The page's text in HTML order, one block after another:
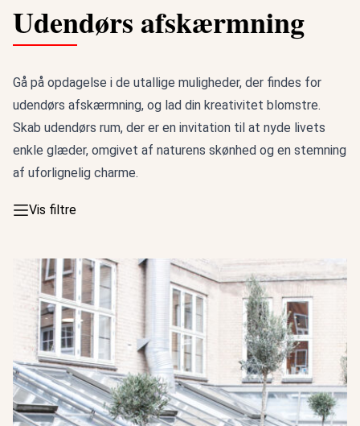
Udendørs afskærmning
Gå på opdagelse i de utallige muligheder, der findes for
udendørs afskærmning, og lad din kreativitet blomstre.
Skab udendørs rum, der er en invitation til at nyde livets
enkle glæder, omgivet af naturens skønhed og en stemning
af uforlignelig charme.
Vis filtre